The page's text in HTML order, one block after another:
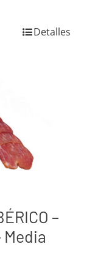
Detalles
–
Media